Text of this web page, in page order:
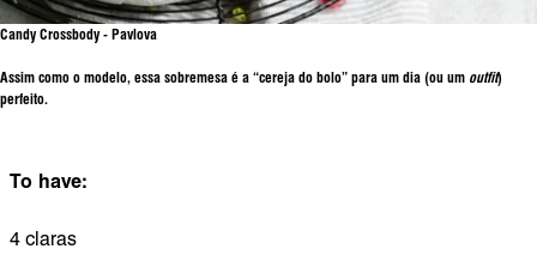
Candy Crossbody - Pavlova
Assim como o modelo, essa sobremesa é a “cereja do bolo” para um dia (ou um outfit)
perfeito.
To have:
4 claras